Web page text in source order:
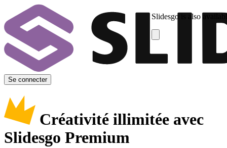
Slidesgo is also
Se connecter
Créativité illimitée avec
Slidesgo Premium